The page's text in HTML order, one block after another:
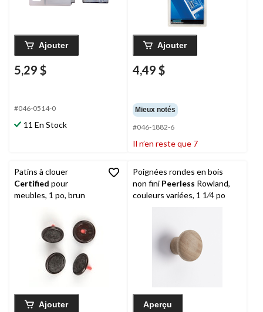
Ajouter
5,29 $
#046-0514-0
11 En Stock
Ajouter
4,49 $
Mieux notés
#046-1882-6
Il n’en reste que 7
Patins à clouer
Certified pour
meubles, 1 po, brun
Ajouter
Poignées rondes en bois
non fini Peerless Rowland,
couleurs variées, 1 1⁄4 po
Aperçu